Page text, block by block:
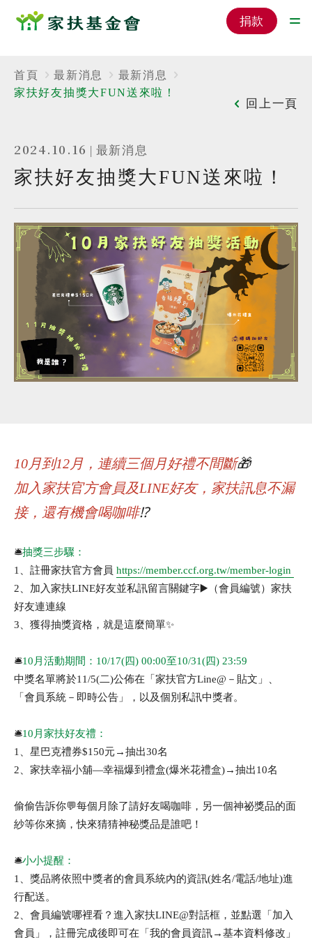
捐款
回上一頁
首頁 最新消息
最新消息
家扶好友抽獎大FUN送來啦！
2024.10.16 | 最新消息
家扶好友抽獎大FUN送來啦！
10月到12月，連續三個月好禮不間斷🎁
加入家扶官方會員及LINE好友，家扶訊息不漏
接，還有機會喝咖啡⁉️
🛎️抽獎三步驟：
1、註冊家扶官方會員 https://member.ccf.org.tw/member-login
2、加入家扶LINE好友並私訊留言關鍵字▶️（會員編號）家扶
好友連連線
3、獲得抽獎資格，就是這麼簡單✨
🛎️10月活動期間：10/17(四) 00:00至10/31(四) 23:59
中獎名單將於11/5(二)公佈在「家扶官方Line@－貼文」、
「會員系統－即時公告」，以及個別私訊中獎者。
🛎️10月家扶好友禮：
1、星巴克禮券$150元→抽出30名
2、家扶幸福小舖—幸福爆到禮盒(爆米花禮盒)→抽出10名
偷偷告訴你💬每個月除了請好友喝咖啡，另一個神祕獎品的面
紗等你來摘，快來猜猜神秘獎品是誰吧！
🛎️小小提醒：
1、獎品將依照中獎者的會員系統內的資訊(姓名/電話/地址)進
行配送。
2、會員編號哪裡看？進入家扶LINE@對話框，並點選「加入
會員」，註冊完成後即可在「我的會員資訊→基本資料修改」